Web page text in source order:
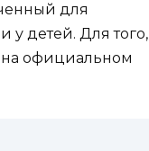
для
детей. Для того,
на официальном